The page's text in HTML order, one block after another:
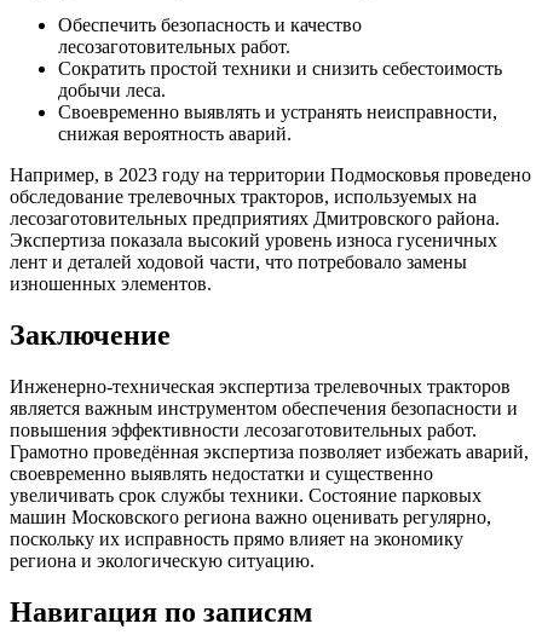
Обеспечить безопасность и качество
лесозаготовительных работ.
Сократить простой техники и снизить себестоимость
добычи леса.
Своевременно выявлять и устранять неисправности,
снижая вероятность аварий.
Например, в 2023 году на территории Подмосковья проведено
обследование трелевочных тракторов, используемых на
лесозаготовительных предприятиях Дмитровского района.
Экспертиза показала высокий уровень износа гусеничных
лент и деталей ходовой части, что потребовало замены
изношенных элементов.
Заключение
Инженерно-техническая экспертиза трелевочных тракторов
является важным инструментом обеспечения безопасности и
повышения эффективности лесозаготовительных работ.
Грамотно проведённая экспертиза позволяет избежать аварий,
своевременно выявлять недостатки и существенно
увеличивать срок службы техники. Состояние парковых
машин Московского региона важно оценивать регулярно,
поскольку их исправность прямо влияет на экономику
региона и экологическую ситуацию.
Навигация по записям